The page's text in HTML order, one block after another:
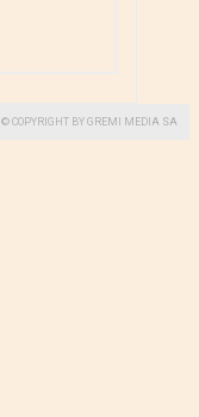
© COPYRIGHT BY GREMI MEDIA SA